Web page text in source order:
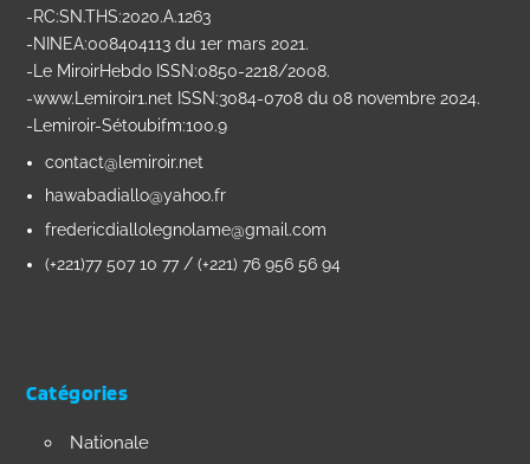
-RC:SN.THS:2020.A.1263
-NINEA:008404113 du 1er mars 2021.
-Le MiroirHebdo ISSN:0850-2218/2008.
-www.Lemiroir1.net ISSN:3084-0708 du 08 novembre 2024.
-Lemiroir-Sétoubifm:100.9
contact@lemiroir.net
hawabadiallo@yahoo.fr
fredericdiallolegnolame@gmail.com
(+221)77 507 10 77 / (+221) 76 956 56 94
Catégories
Nationale